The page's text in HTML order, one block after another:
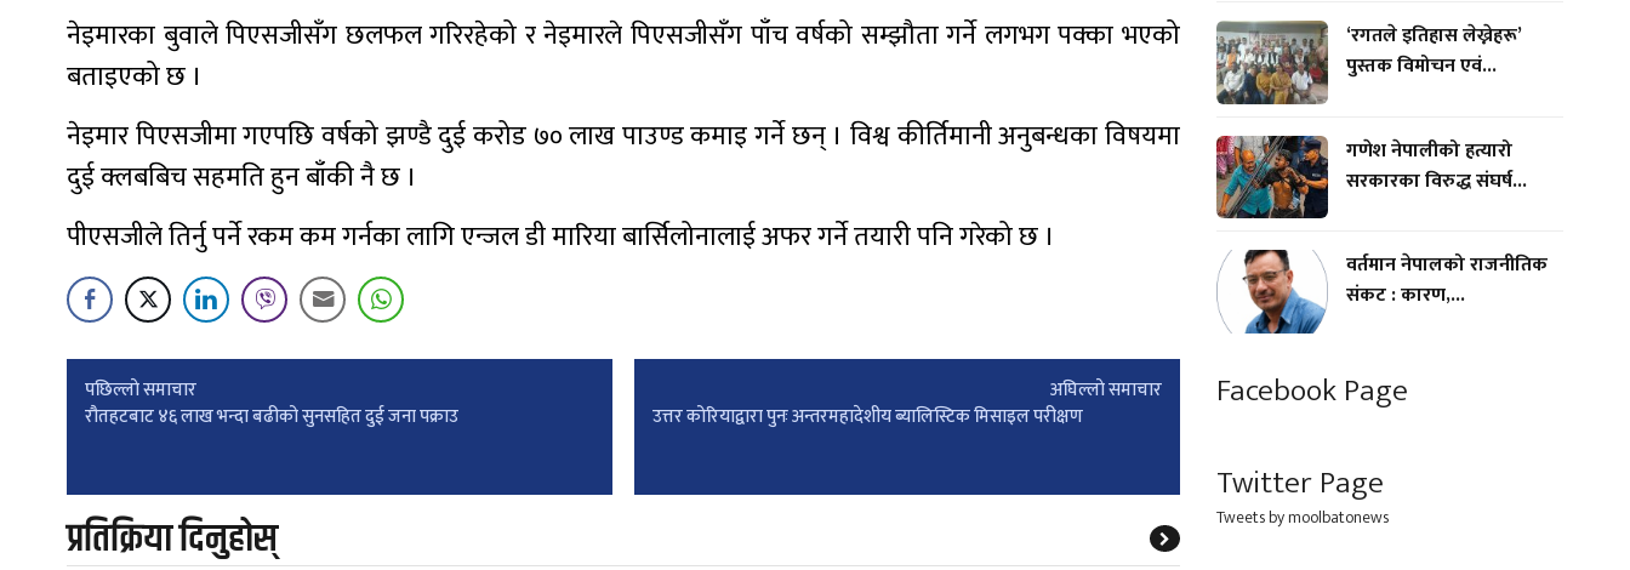
नेइमारका बुवाले पिएसजीसँग छलफल गरिरहेको र नेइमारले पिएसजीसँग पाँच वर्षको सम्झौता गर्ने लगभग पक्का भएको
बताइएको छ ।
नेइमार पिएसजीमा गएपछि वर्षको झण्डै दुई करोड ७० लाख पाउण्ड कमाइ गर्ने छन् । विश्व कीर्तिमानी अनुबन्धका विषयमा
दुई क्लबबिच सहमति हुन बाँकी नै छ ।
पीएसजीले तिर्नु पर्ने रकम कम गर्नका लागि एन्जल डी मारिया बार्सिलोनालाई अफर गर्ने तयारी पनि गरेको छ ।
Post
पछिल्लाे समाचार
रौतहटबाट ४६ लाख भन्दा बढीको सुनसहित दुई जना पक्राउ
अघिल्लाे समाचार
उत्तर कोरियाद्वारा पुनः अन्तरमहादेशीय ब्यालिस्टिक मिसाइल परीक्षण
प्रतिक्रिया दिनुहोस्
‘रगतले इतिहास लेख्नेहरू’
पुस्तक विमोचन एवं...
गणेश नेपालीको हत्यारो
सरकारका विरुद्ध संघर्ष...
वर्तमान नेपालको राजनीतिक
संकट : कारण,...
Facebook Page
Twitter Page
Tweets by moolbatonews